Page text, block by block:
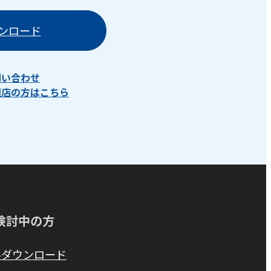
ロード
合わせ
の方はこちら
討中の方
ウンロード